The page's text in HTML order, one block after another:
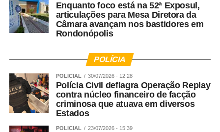
Enquanto foco está na 52ª Exposul,
articulações para Mesa Diretora da
Câmara avançam nos bastidores em
Rondonópolis
POLÍCIA
POLICIAL 30/07/2026 - 12:28
Polícia Civil deflagra Operação Replay
contra núcleo financeiro de facção
criminosa que atuava em diversos
Estados
POLICIAL 23/07/2026 - 15:39